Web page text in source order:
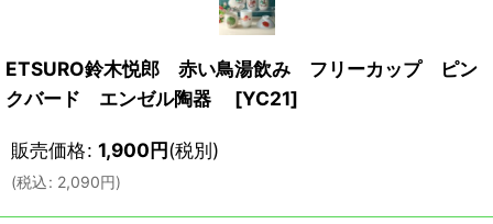
ETSURO鈴木悦郎 赤い鳥湯飲み フリーカップ ピン
クバード エンゼル陶器
[YC21]
販売価格: 1,900円(税別)
(税込: 2,090円)